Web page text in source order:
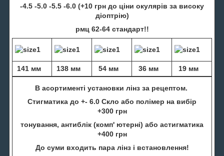
-4.5 -5.0 -5.5 -6.0 (+10 грн до ціни окулярів за високу
діоптрію)
рмц 62-64 стандарт!!
141 мм 138 мм 54 мм 36 мм 19 мм
В асортименті установки лінз за рецептом.
Стигматика до +- 6.0 Скло або полімер на вибір
+300 грн
тонування, антиблік (комп' ютерні) або астигматика
+400 грн
До суми входить пара лінз і встановлення!